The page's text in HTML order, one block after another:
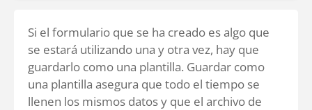
Si el formulario que se ha creado es algo que
se estará utilizando una y otra vez, hay que
guardarlo como una plantilla. Guardar como
una plantilla asegura que todo el tiempo se
llenen los mismos datos y que el archivo de